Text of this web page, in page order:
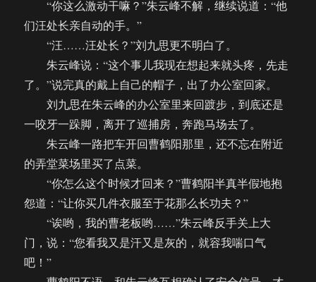
“你这么激动干嘛？”朱云峰不解，继续说道：“他
们汪处长亲自动的手。”
“汪……汪处长？”刘九思更不明白了。
朱云峰说：“这个事儿我现在想起来就头疼，先走
了。”说完真的戴上自己的帽子，出了办公室回家。
刘九思在朱云峰的办公室里来回踱步，到底还是
一咬牙一跺脚，离开了巡捕房，奔跑马场去了。
朱云峰一路把车开回曹鹤阳那里，还不忘在附近
的弄堂菜场里买了点菜。
“你怎么这个时候才回来？”曹鹤阳半真半假地抱
怨道：“让你买几件衣服至于花那么长功夫？”
“诶哟，我的曹老板哟……”朱云峰反手关上大
门，说：“您看我又是汗又是灰的，就容我喘口气
吧！”